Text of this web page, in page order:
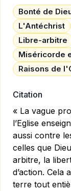
Bonté de
L'Antéchrist
Libre-arbitre
Miséricorde
Raisons de
Citation
« La vague
l’Eglise
aussi contre
celles que
arbitre, la
d’action. Cela
terre tout